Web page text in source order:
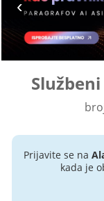
Prijavite se na
kada je